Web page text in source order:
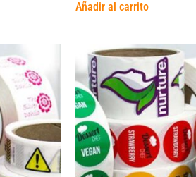
Añadir al carrito